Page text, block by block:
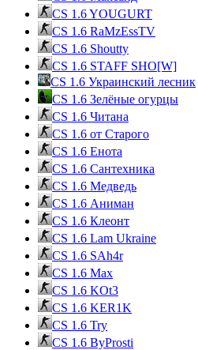
CS 1.6 YOUGURT
CS 1.6 RaMzEssTV
CS 1.6 Shoutty
CS 1.6 STAFF SHO[W]
CS 1.6 Украинский лесник
CS 1.6 Зелёные огурцы
CS 1.6 Читана
CS 1.6 от Cтарого
CS 1.6 Енота
CS 1.6 Сантехника
CS 1.6 Медведь
CS 1.6 Аниман
CS 1.6 Клеонт
CS 1.6 Lam Ukraine
CS 1.6 SAh4r
CS 1.6 Max
CS 1.6 KOt3
CS 1.6 KER1K
CS 1.6 Try
CS 1.6 ByProsti